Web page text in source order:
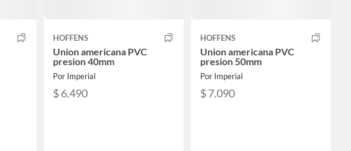
HOFFENS
Union americana PVC
presion 40mm
Por Imperial
$ 6.490
HOFFENS
Union americana PVC
presion 50mm
Por Imperial
$ 7.090